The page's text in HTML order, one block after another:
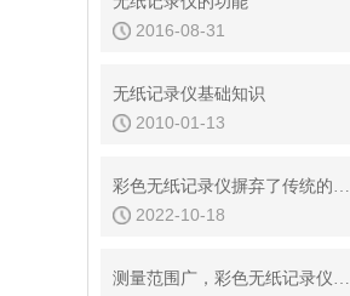
2016-08-31
无纸记录仪基础知识
2010-01-13
彩色无纸记录仪摒弃了传统的记录笔纸
2022-10-18
测量范围广，彩色无纸记录仪的测量功能说明